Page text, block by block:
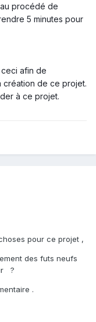
procédé de
5 minutes pour
afin de
de ce projet.
à ce projet.
pour ce projet ,
des futs neufs
?
.